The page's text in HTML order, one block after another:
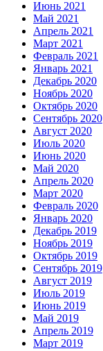
Июнь 2021
Май 2021
Апрель 2021
Март 2021
Февраль 2021
Январь 2021
Декабрь 2020
Ноябрь 2020
Октябрь 2020
Сентябрь 2020
Август 2020
Июль 2020
Июнь 2020
Май 2020
Апрель 2020
Март 2020
Февраль 2020
Январь 2020
Декабрь 2019
Ноябрь 2019
Октябрь 2019
Сентябрь 2019
Август 2019
Июль 2019
Июнь 2019
Май 2019
Апрель 2019
Март 2019